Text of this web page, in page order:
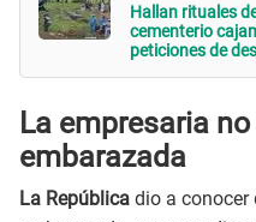
Hallan rituales
cementerio
peticiones de
La empresaria
embarazada
La República dio a conocer